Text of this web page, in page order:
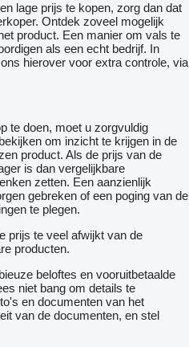
lage prijs te kopen, zorg dan dat
Ontdek zoveel mogelijk
product. Een manier om vals te
als een echt bedrijf. In
hierover voor extra controle, via
te doen, moet u zorgvuldig
om inzicht te krijgen in de
product. Als de prijs van de
is dan vergelijkbare
zetten. Een aanzienlijk
gebreken of een poging van de
te plegen.
prijs te veel afwijkt van de
producten.
beloftes en vooruitbetaalde
niet bang om details te
en documenten van het
van de documenten, en stel